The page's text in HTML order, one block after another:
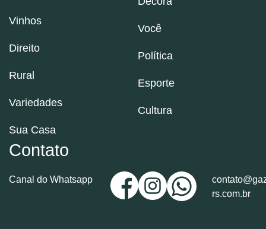
Vinhos
Direito
Rural
Variedades
Sua Casa
Você
Política
Esporte
Cultura
Contato
Canal do Whatsapp
rs.com.br